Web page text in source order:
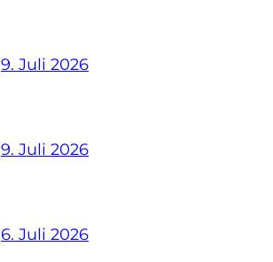
9. Juli 2026
9. Juli 2026
6. Juli 2026